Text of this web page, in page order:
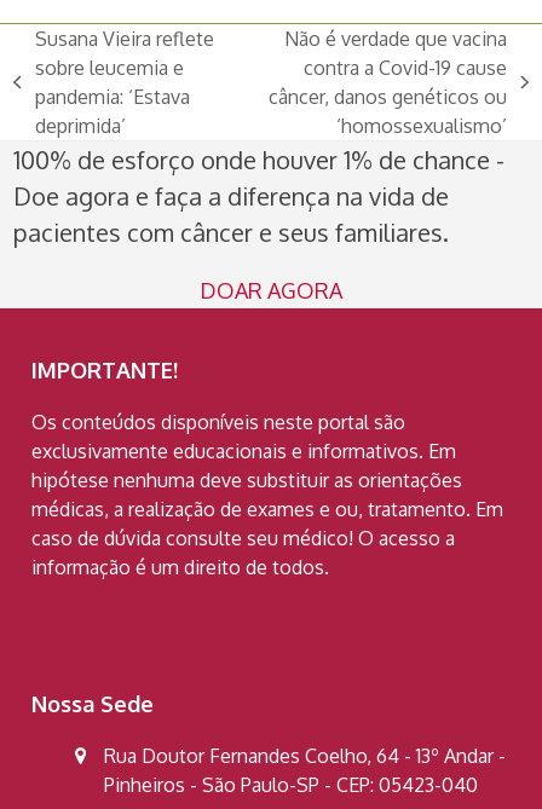
previous
post:
Susana Vieira reflete
sobre leucemia e
pandemia: ‘Estava
deprimida’
next
Não é verdade que vacina
contra a Covid-19 cause
câncer, danos genéticos ou
‘homossexualismo’
100% de esforço onde houver 1% de chance -
Doe agora e faça a diferença na vida de
pacientes com câncer e seus familiares.
DOAR AGORA
IMPORTANTE!
Os conteúdos disponíveis neste portal são
exclusivamente educacionais e informativos. Em
hipótese nenhuma deve substituir as orientações
médicas, a realização de exames e ou, tratamento. Em
caso de dúvida consulte seu médico! O acesso a
informação é um direito de todos.
Nossa Sede
Rua Doutor Fernandes Coelho, 64 - 13º Andar -
Pinheiros - São Paulo-SP - CEP: 05423-040